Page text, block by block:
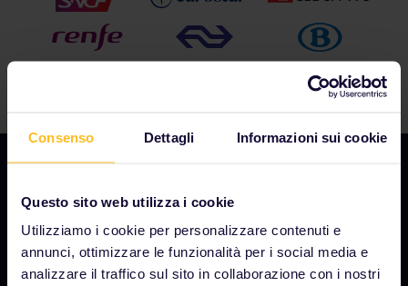
Consenso Dettagli Informazioni sui cookie
Questo sito web utilizza i cookie
Utilizziamo i cookie per personalizzare contenuti e
annunci, ottimizzare le funzionalità per i social media e
analizzare il traffico sul sito in collaborazione con i nostri
AZIENDA
Chi siamo